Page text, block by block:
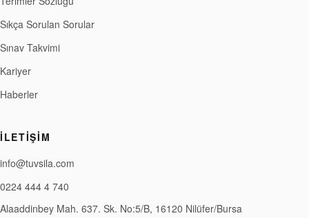
Sıkça Sorulan Sorular
Sınav Takvimi
Kariyer
Haberler
İLETIŞIM
info@tuvsila.com
0224 444 4 740
Alaaddinbey Mah. 637. Sk. No:5/B, 16120 Nilüfer/Bursa